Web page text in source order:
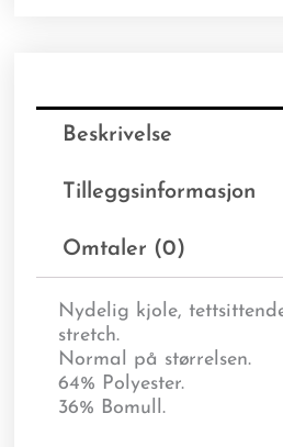
Beskrivelse
Tilleggsinformasjon
Omtaler (0)
Nydelig kjole,
stretch.
Normal på størrelsen.
64% Polyester.
36% Bomull.